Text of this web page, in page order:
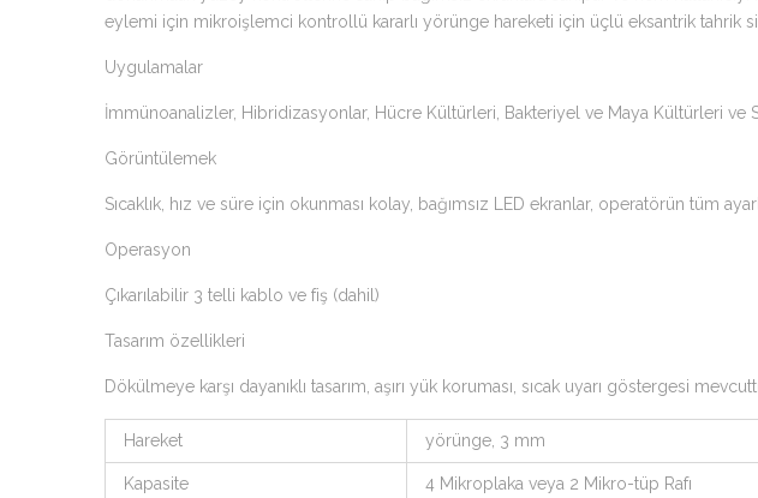
eylemi için mikroişlemci kontrollü kararlı yörünge hareketi için üçlü eksantrik tahrik
Uygulamalar
İmmünoanalizler, Hibridizasyonlar, Hücre Kültürleri, Bakteriyel ve Maya Kültürleri ve
Görüntülemek
Sıcaklık, hız ve süre için okunması kolay, bağımsız LED ekranlar, operatörün tüm
Operasyon
Çıkarılabilir 3 telli kablo ve fiş (dahil)
Tasarım özellikleri
Dökülmeye karşı dayanıklı tasarım, aşırı yük koruması, sıcak uyarı göstergesi
Hareket yörünge, 3 mm
Kapasite 4 Mikroplaka veya 2 Mikro-tüp Rafı